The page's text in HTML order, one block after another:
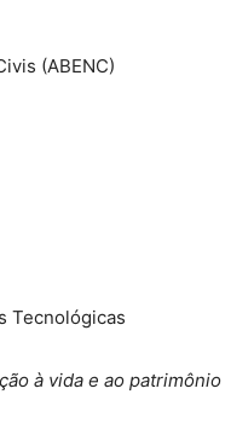
(ABENC)
Tecnológicas
à vida e ao patrimônio